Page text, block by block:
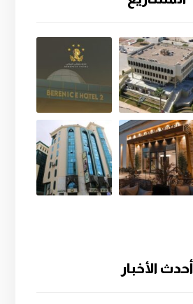
أحدث الأخبار